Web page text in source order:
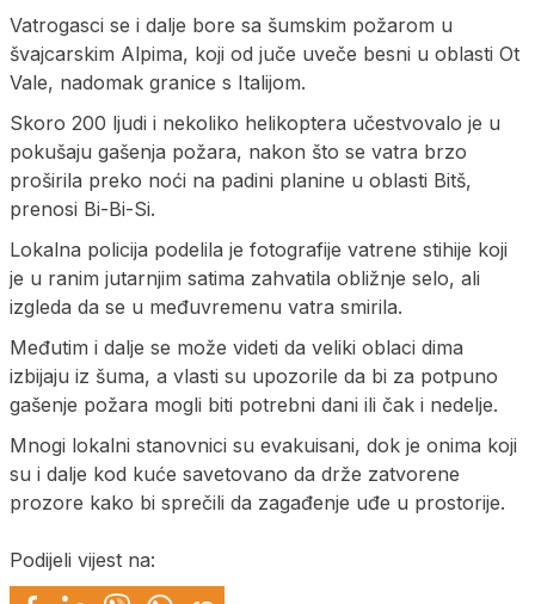
Vatrogasci se i dalje bore sa šumskim požarom u
švajcarskim Alpima, koji od juče uveče besni u oblasti Ot
Vale, nadomak granice s Italijom.
Skoro 200 ljudi i nekoliko helikoptera učestvovalo je u
pokušaju gašenja požara, nakon što se vatra brzo
proširila preko noći na padini planine u oblasti Bitš,
prenosi Bi-Bi-Si.
Lokalna policija podelila je fotografije vatrene stihije koji
je u ranim jutarnjim satima zahvatila obližnje selo, ali
izgleda da se u međuvremenu vatra smirila.
Međutim i dalje se može videti da veliki oblaci dima
izbijaju iz šuma, a vlasti su upozorile da bi za potpuno
gašenje požara mogli biti potrebni dani ili čak i nedelje.
Mnogi lokalni stanovnici su evakuisani, dok je onima koji
su i dalje kod kuće savetovano da drže zatvorene
prozore kako bi sprečili da zagađenje uđe u prostorije.
Podijeli vijest na: